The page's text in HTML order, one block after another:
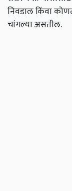
निवडाल किंवा
चांगल्या असतील.